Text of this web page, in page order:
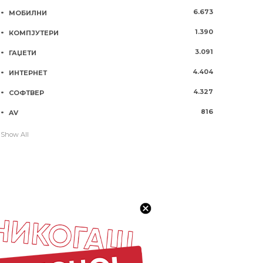
МОБИЛНИ 6.673
КОМПЈУТЕРИ 1.390
ГАЏЕТИ 3.091
ИНТЕРНЕТ 4.404
СОФТВЕР 4.327
AV 816
Show All